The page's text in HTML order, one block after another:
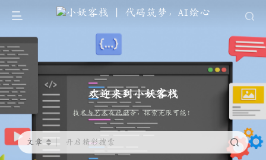
欢迎来到小妖客栈
代码筑梦，AI绘心。
文章 开启精彩搜索